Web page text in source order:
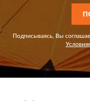
Подписываясь, Вы